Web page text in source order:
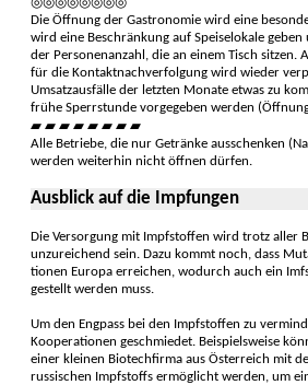
Die Öffnung der Gastro­nomie wird eine
wird eine Beschränkung auf Speiselokale
der Personen­anzahl, die an einem Tisch sitzen.
für die Kontakt­nach­verfolgung wird wieder
Um­satzaus­fälle der letzten Monate etwas zu
frühe Sperr­stunde vorge­geben werden
▰ ▰ ▰ ▰ ▰ ▰ ▰ ▰
Alle Be­triebe, die nur Ge­tränke aus­schenken
werden weiter­hin nicht öffnen dürfen.
Ausblick auf die Impfungen
Die Versorgung mit Impf­stoffen wird trotz aller
unzu­reichend sein. Dazu kommt noch, dass
tionen Europa erreichen, wodurch auch ein
gestellt wer­den muss.
Um den Engpass bei den Impf­stoffen zu
Koopera­tionen ge­schmie­det. Beispielsweise
einer kleinen Bio­tech­firma aus Österreich mit
russischen Impf­stoffs ermög­licht werden, um